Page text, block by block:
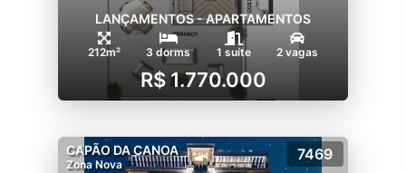
LANÇAMENTOS - APARTAMENTOS
212m² 3 dorms 1 suíte 2 vagas
R$ 1.770.000
CAPÃO DA CANOA
Zona Nova
7469